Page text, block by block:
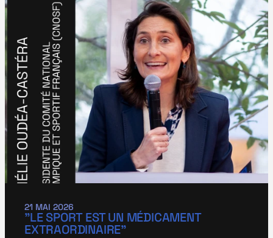
21 MAI 2026
"LE SPORT EST UN MÉDICAMENT
EXTRAORDINAIRE"